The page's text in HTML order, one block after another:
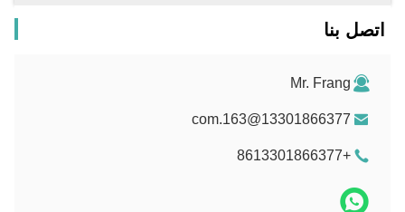
اتصل بنا
Mr. Frang
13301866377@163.com
+8613301866377